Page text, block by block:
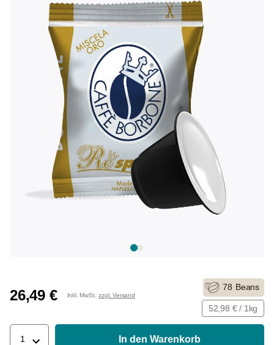
26,49 € Inkl. MwSt. zzgl. Versand
78 Beans
52,98 € / 1kg
1 In den Warenkorb